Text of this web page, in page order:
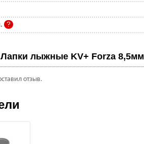
Лапки лыжные KV+ Forza 8,5мм
отзыв.